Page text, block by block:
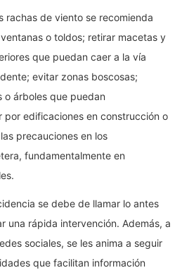
rachas de viento se recomienda
o toldos; retirar macetas y
que puedan caer a la vía
evitar zonas boscosas;
o árboles que puedan
edificaciones en construcción o
precauciones en los
fundamentalmente en
se debe de llamar lo antes
una rápida intervención. Además, a
sociales, se les anima a seguir
que facilitan información